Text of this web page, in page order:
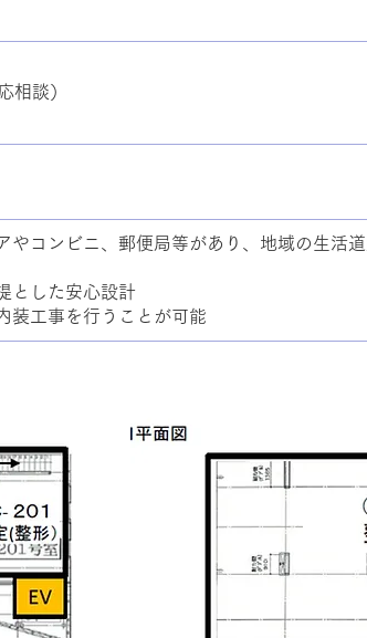
相談）
やコンビニ、郵便局等があり、地域の生活
とした安心設計
装工事を行うことが可能